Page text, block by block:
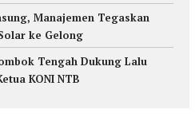
Manajemen Tegaskan
ke Gelong
Tengah Dukung Lalu
KONI NTB